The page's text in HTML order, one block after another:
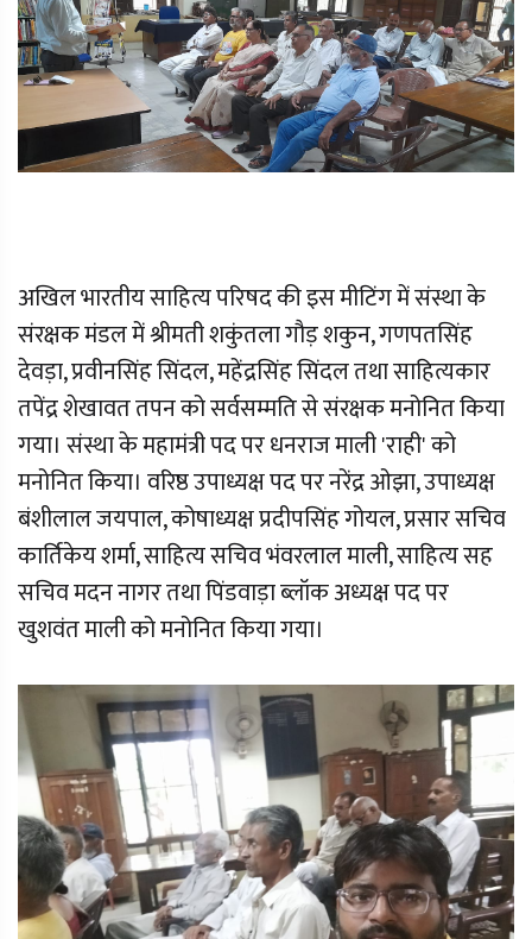
अखिल भारतीय साहित्य परिषद की इस मीटिंग में संस्था के
संरक्षक मंडल में श्रीमती शकुंतला गौड़ शकुन, गणपतसिंह
देवड़ा, प्रवीनसिंह सिंदल, महेंद्रसिंह सिंदल तथा साहित्यकार
तपेंद्र शेखावत तपन को सर्वसम्मति से संरक्षक मनोनित किया
गया। संस्था के महामंत्री पद पर धनराज माली 'राही' को
मनोनित किया। वरिष्ठ उपाध्यक्ष पद पर नरेंद्र ओझा, उपाध्यक्ष
बंशीलाल जयपाल, कोषाध्यक्ष प्रदीपसिंह गोयल, प्रसार सचिव
कार्तिकेय शर्मा, साहित्य सचिव भंवरलाल माली, साहित्य सह
सचिव मदन नागर तथा पिंडवाड़ा ब्लॉक अध्यक्ष पद पर
खुशवंत माली को मनोनित किया गया।